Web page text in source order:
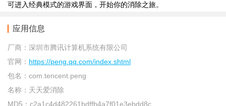
可进入经典模式的游戏界面，开始你的消除之旅。
应用信息
厂商： 深圳市腾讯计算机系统有限公司
官网： https://peng.qq.com/index.shtml
包名： com.tencent.peng
名称： 天天爱消除
MD5： c2a1c4d482261bdffb4a7f01e3ebdd8c